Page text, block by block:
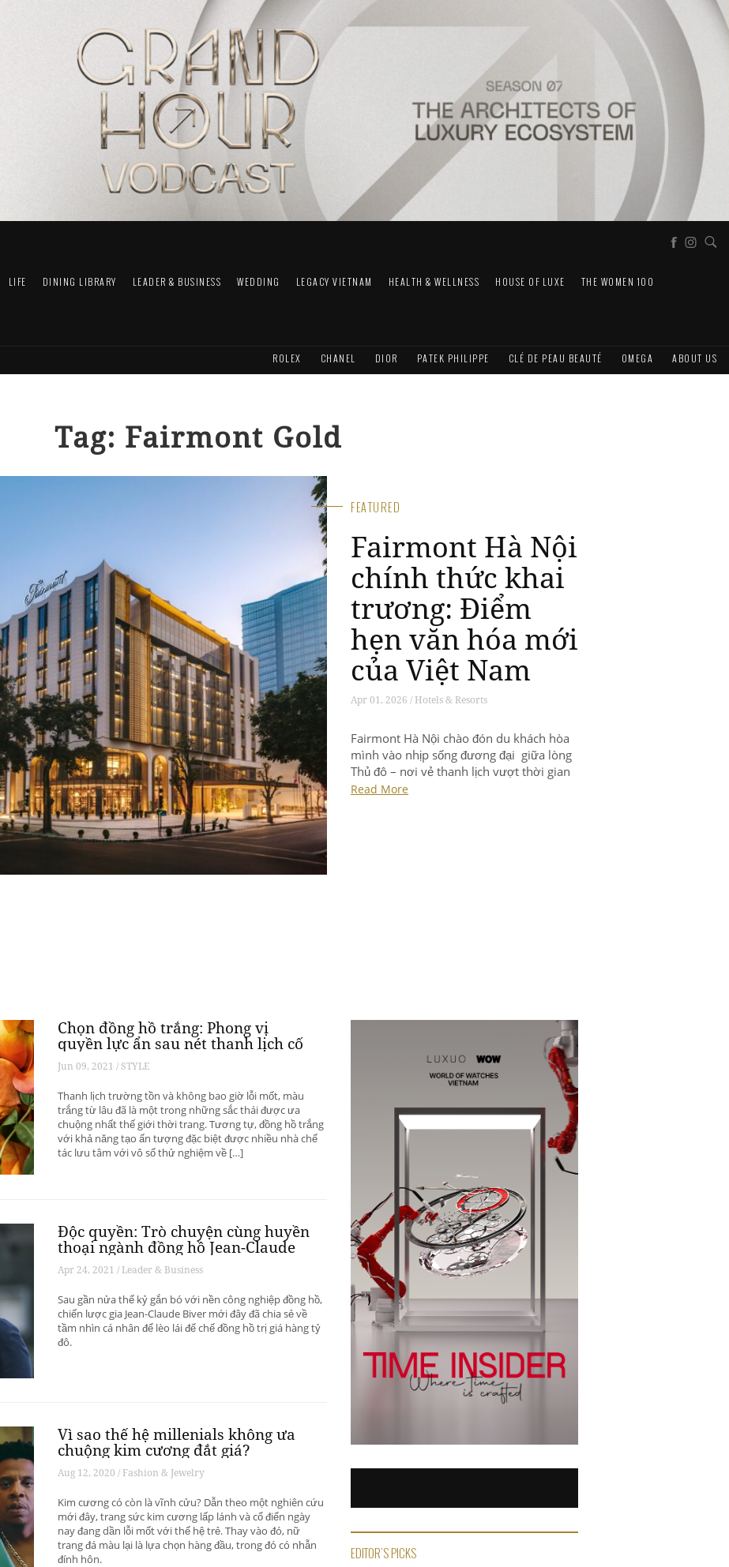
LIFE DINING LIBRARY LEADER & BUSINESS WEDDING LEGACY VIETNAM HEALTH & WELLNESS HOUSE OF LUXE THE WOMEN 100
ROLEX CHANEL DIOR PATEK PHILIPPE CLÉ DE PEAU BEAUTÉ OMEGA ABOUT US
Tag: Fairmont Gold
FEATURED
Fairmont Hà Nội
chính thức khai
trương: Điểm
hẹn văn hóa mới
của Việt Nam
Apr 01, 2026 / Hotels & Resorts
Fairmont Hà Nội chào đón du khách hòa
mình vào nhịp sống đương đại giữa lòng
Thủ đô – nơi vẻ thanh lịch vượt thời gian
giao hòa cùng nghệ thuật bản địa đích
Read More
Chọn đồng hồ trắng: Phong vị
quyền lực ẩn sau nét thanh lịch cố
hữu
Jun 09, 2021 / STYLE
Thanh lịch trường tồn và không bao giờ lỗi mốt, màu
trắng từ lâu đã là một trong những sắc thái được ưa
chuộng nhất thế giới thời trang. Tương tự, đồng hồ trắng
với khả năng tạo ấn tượng đặc biệt được nhiều nhà chế
tác lưu tâm với vô số thử nghiệm về […]
Độc quyền: Trò chuyện cùng huyền
thoại ngành đồng hồ Jean-Claude
Biver
Apr 24, 2021 / Leader & Business
Sau gần nửa thế kỷ gắn bó với nền công nghiệp đồng hồ,
chiến lược gia Jean-Claude Biver mới đây đã chia sẻ về
tầm nhìn cá nhân để lèo lái đế chế đồng hồ trị giá hàng tỷ
đô.
Vì sao thế hệ millenials không ưa
chuộng kim cương đắt giá?
Aug 12, 2020 / Fashion & Jewelry
Kim cương có còn là vĩnh cửu? Dẫn theo một nghiên cứu
mới đây, trang sức kim cương lấp lánh và cổ điển ngày
nay đang dần lỗi mốt với thế hệ trẻ. Thay vào đó, nữ
trang đá màu lại là lựa chọn hàng đầu, trong đó có nhẫn
đính hôn.
EDITOR'S PICKS